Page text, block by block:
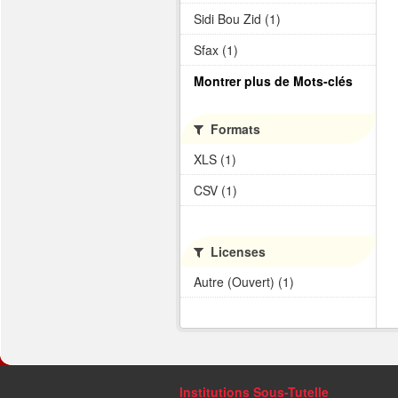
Sidi Bou Zid (1)
Sfax (1)
Montrer plus de Mots-clés
Formats
XLS (1)
CSV (1)
Licenses
Autre (Ouvert) (1)
Institutions Sous-Tutelle